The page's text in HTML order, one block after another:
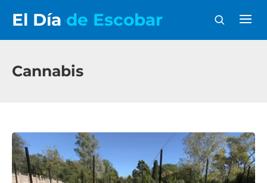
El Día de Escobar
Cannabis